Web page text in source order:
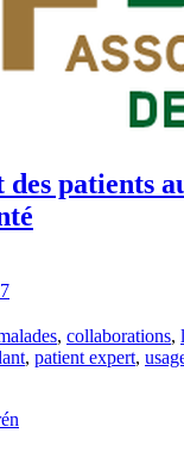
des patients
, collaborations,
, patient expert,